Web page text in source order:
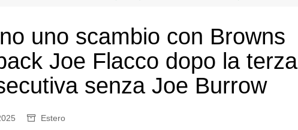
napoli
vintage
uno scambio con Browns
Joe Flacco dopo la terza
senza Joe Burrow
Estero